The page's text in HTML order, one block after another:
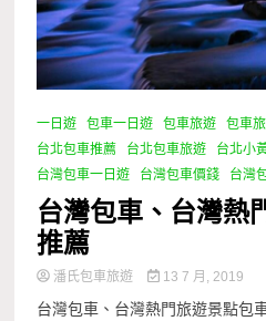
一日遊 包車一日遊 包車旅遊 包車
台北包車推薦
台北包車旅遊 台北小
台灣包車一日遊
台灣包車價錢 台灣
台灣包車、台灣熱
推薦
潘氏包車旅遊 13 7 月, 2019
台灣包車、台灣熱門旅遊景點包